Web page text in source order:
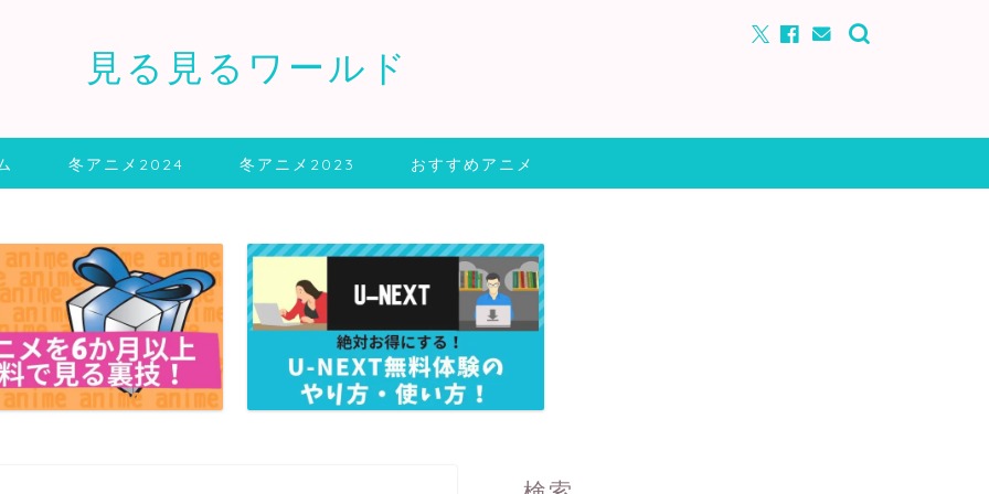
見る見るワールド
冬アニメ2024 冬アニメ2023 おすすめアニメ